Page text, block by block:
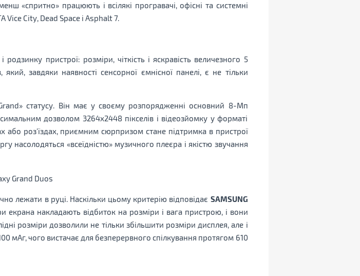
«спритно» працюють і всілякі програвачі, офісні та системні
Vice City, Dead Space і Asphalt 7.
пристрої: розміри, чіткість і яскравість величезного 5
завдяки наявності сенсорної ємнісної панелі, є не тільки
статусу. Він має у своєму розпорядженні основний 8-Мп
дозволом 3264x2448 пікселів і відеозйомку у форматі
роз'їздах, приємним сюрпризом стане підтримка в пристрої
насолодяться «всеїдністю» музичного плеєра і якістю звучання
лежати в руці. Наскільки цьому критерію відповідає SAMSUNG
екрана накладають відбиток на розміри і вага пристрою, і вони
розміри дозволили не тільки збільшити розміри дисплея, але і
мАг, чого вистачає для безперервного спілкування протягом 610